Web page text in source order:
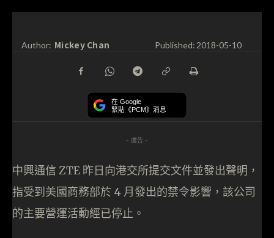
Author: Mickey Chan Published:2018-05-10
在 Google
緊貼《PCM》消息
- 廣告 -
中興通信 ZTE 昨日向港交所提交文件並發出聲明，
指受到美國商務部於 4 月發出的禁令影響，該公司
的主要營運活動經已停止。